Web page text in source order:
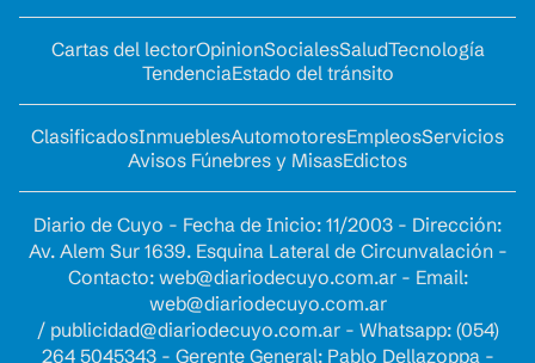
Cartas del lectorOpinionSocialesSaludTecnología
TendenciaEstado del tránsito
ClasificadosInmueblesAutomotoresEmpleosServicios
Avisos Fúnebres y MisasEdictos
Diario de Cuyo - Fecha de Inicio: 11/2003 - Dirección:
Av. Alem Sur 1639. Esquina Lateral de Circunvalación -
Contacto: web@diariodecuyo.com.ar- Email:
web@diariodecuyo.com.ar
/ publicidad@diariodecuyo.com.ar- Whatsapp: (054)
264 5045343 - Gerente General: Pablo Dellazoppa -